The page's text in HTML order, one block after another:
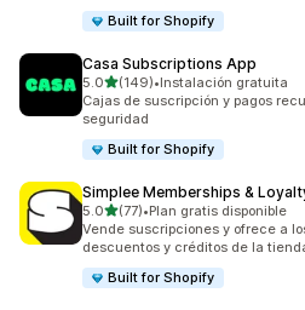
Built for Shopify
Casa Subscriptions App
5.0de 5 estrellas
(149)
149 reseñas en total
•Instalación gratuita
Cajas de suscripción y pagos
seguridad
Built for Shopify
Simplee Memberships &
5.0de 5 estrellas
(77)
77 reseñas en total
•Plan gratis disponible
Vende suscripciones y ofrece a
descuentos y créditos de la
Built for Shopify